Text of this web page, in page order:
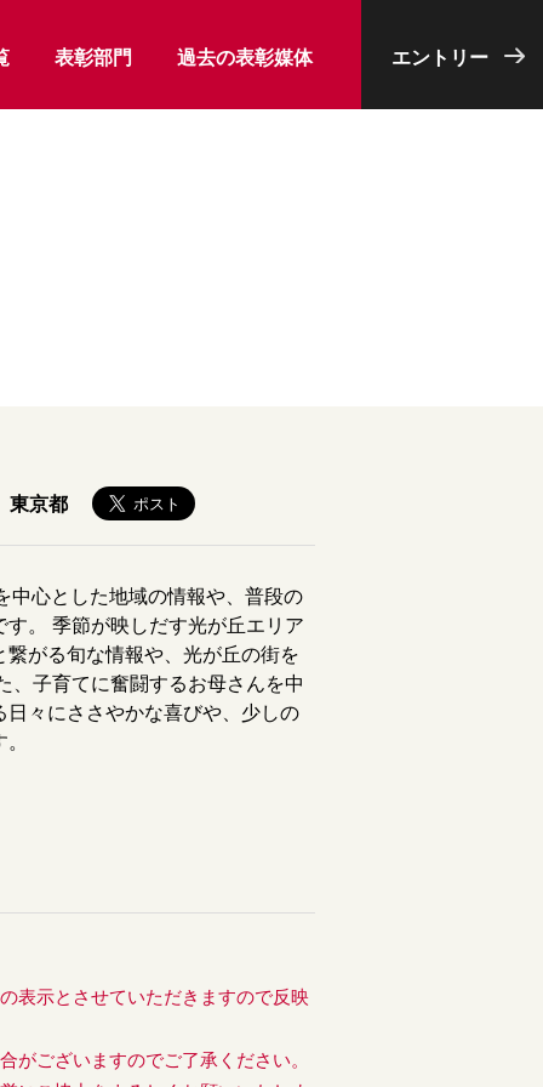
表彰部門 過去の表彰媒体 エントリー
東京都
中心とした地域の情報や、普段の
。 季節が映しだす光が丘エリア
がる旬な情報や、光が丘の街を
、子育てに奮闘するお母さんを中
々にささやかな喜びや、少しの
表示とさせていただきますので反映
がございますのでご了承ください。